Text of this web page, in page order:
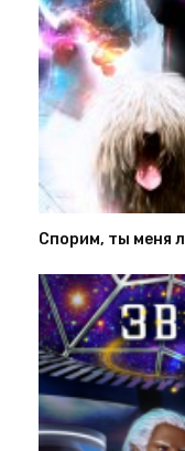
Спорим, ты меня